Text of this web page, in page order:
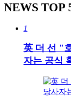
NEWS TOP
1
英 더 선 "
자는 공식